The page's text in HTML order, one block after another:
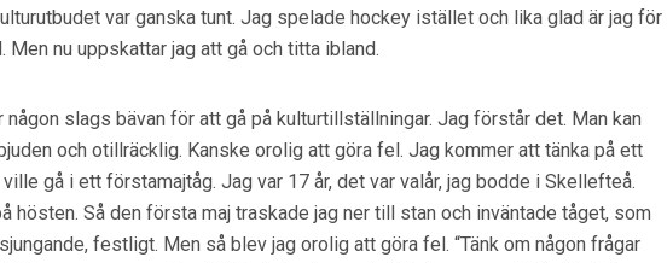
var ganska tunt. Jag spelade hockey istället och lika glad är jag för
Men nu uppskattar jag att gå och titta ibland.
någon slags bävan för att gå på kulturtillställningar. Jag förstår det. Man kan
och otillräcklig. Kanske orolig att göra fel. Jag kommer att tänka på ett
gå i ett förstamajtåg. Jag var 17 år, det var valår, jag bodde i Skellefteå.
hösten. Så den första maj traskade jag ner till stan och inväntade tåget, som
festligt. Men så blev jag orolig att göra fel. “Tänk om någon frågar